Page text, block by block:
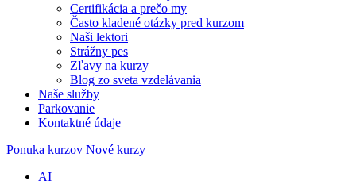
Certifikácia a prečo my
Často kladené otázky pred kurzom
Naši lektori
Strážny pes
Zľavy na kurzy
Blog zo sveta vzdelávania
Naše služby
Parkovanie
Kontaktné údaje
Ponuka kurzov Nové kurzy
AI